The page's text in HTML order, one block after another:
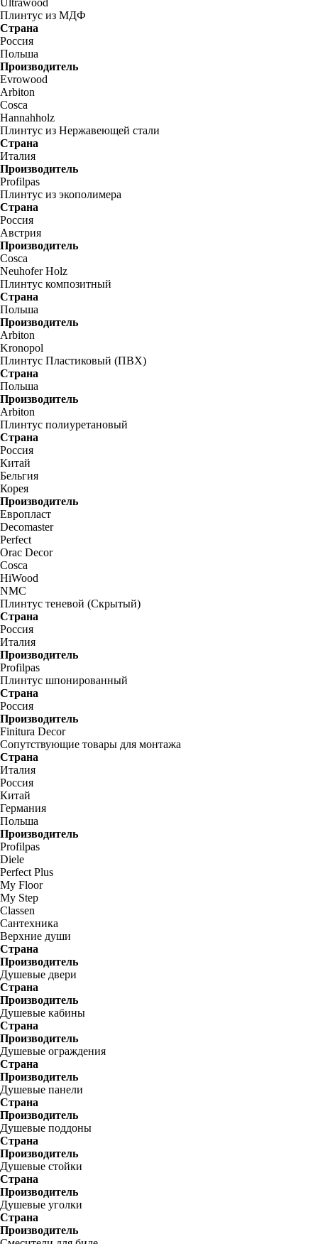
Ultrawood
Плинтус из МДФ
Страна
Россия
Польша
Производитель
Evrowood
Arbiton
Cosca
Hannahholz
Плинтус из Нержавеющей стали
Страна
Италия
Производитель
Profilpas
Плинтус из экополимера
Страна
Россия
Австрия
Производитель
Cosca
Neuhofer Holz
Плинтус композитный
Страна
Польша
Производитель
Arbiton
Kronopol
Плинтус Пластиковый (ПВХ)
Страна
Польша
Производитель
Arbiton
Плинтус полиуретановый
Страна
Россия
Китай
Бельгия
Корея
Производитель
Европласт
Decomaster
Perfect
Orac Decor
Cosca
HiWood
NMC
Плинтус теневой (Скрытый)
Страна
Россия
Италия
Производитель
Profilpas
Плинтус шпонированный
Страна
Россия
Производитель
Finitura Decor
Сопутствующие товары для монтажа
Страна
Италия
Россия
Китай
Германия
Польша
Производитель
Profilpas
Diele
Perfect Plus
My Floor
My Step
Classen
Сантехника
Верхние души
Страна
Производитель
Душевые двери
Страна
Производитель
Душевые кабины
Страна
Производитель
Душевые ограждения
Страна
Производитель
Душевые панели
Страна
Производитель
Душевые поддоны
Страна
Производитель
Душевые стойки
Страна
Производитель
Душевые уголки
Страна
Производитель